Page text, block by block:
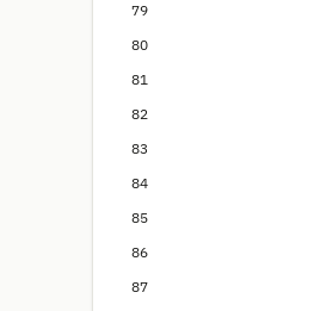
79
80
81
82
83
84
85
86
87